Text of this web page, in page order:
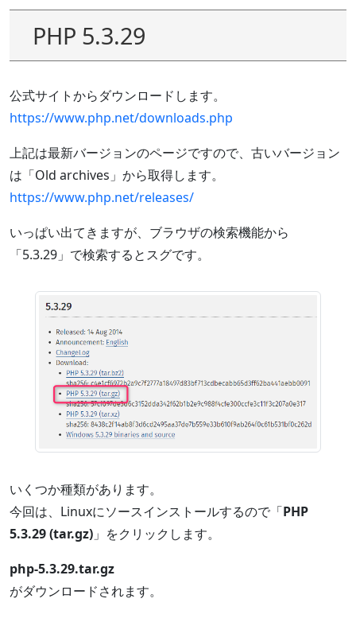
PHP 5.3.29
公式サイトからダウンロードします。
https://www.php.net/downloads.php
上記は最新バージョンのページですので、古いバージョン
は「Old archives」から取得します。
https://www.php.net/releases/
いっぱい出てきますが、ブラウザの検索機能から
「5.3.29」で検索するとスグです。
いくつか種類があります。
今回は、Linuxにソースインストールするので「PHP
5.3.29 (tar.gz) 」をクリックします。
php-5.3.29.tar.gz
がダウンロードされます。